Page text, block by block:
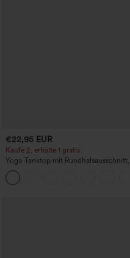
€22,95 EUR
Kaufe 2, erhalte 1 gratis
Yoga-Tanktop mit Rundhalsausschnitt,
Racerback und Raffung